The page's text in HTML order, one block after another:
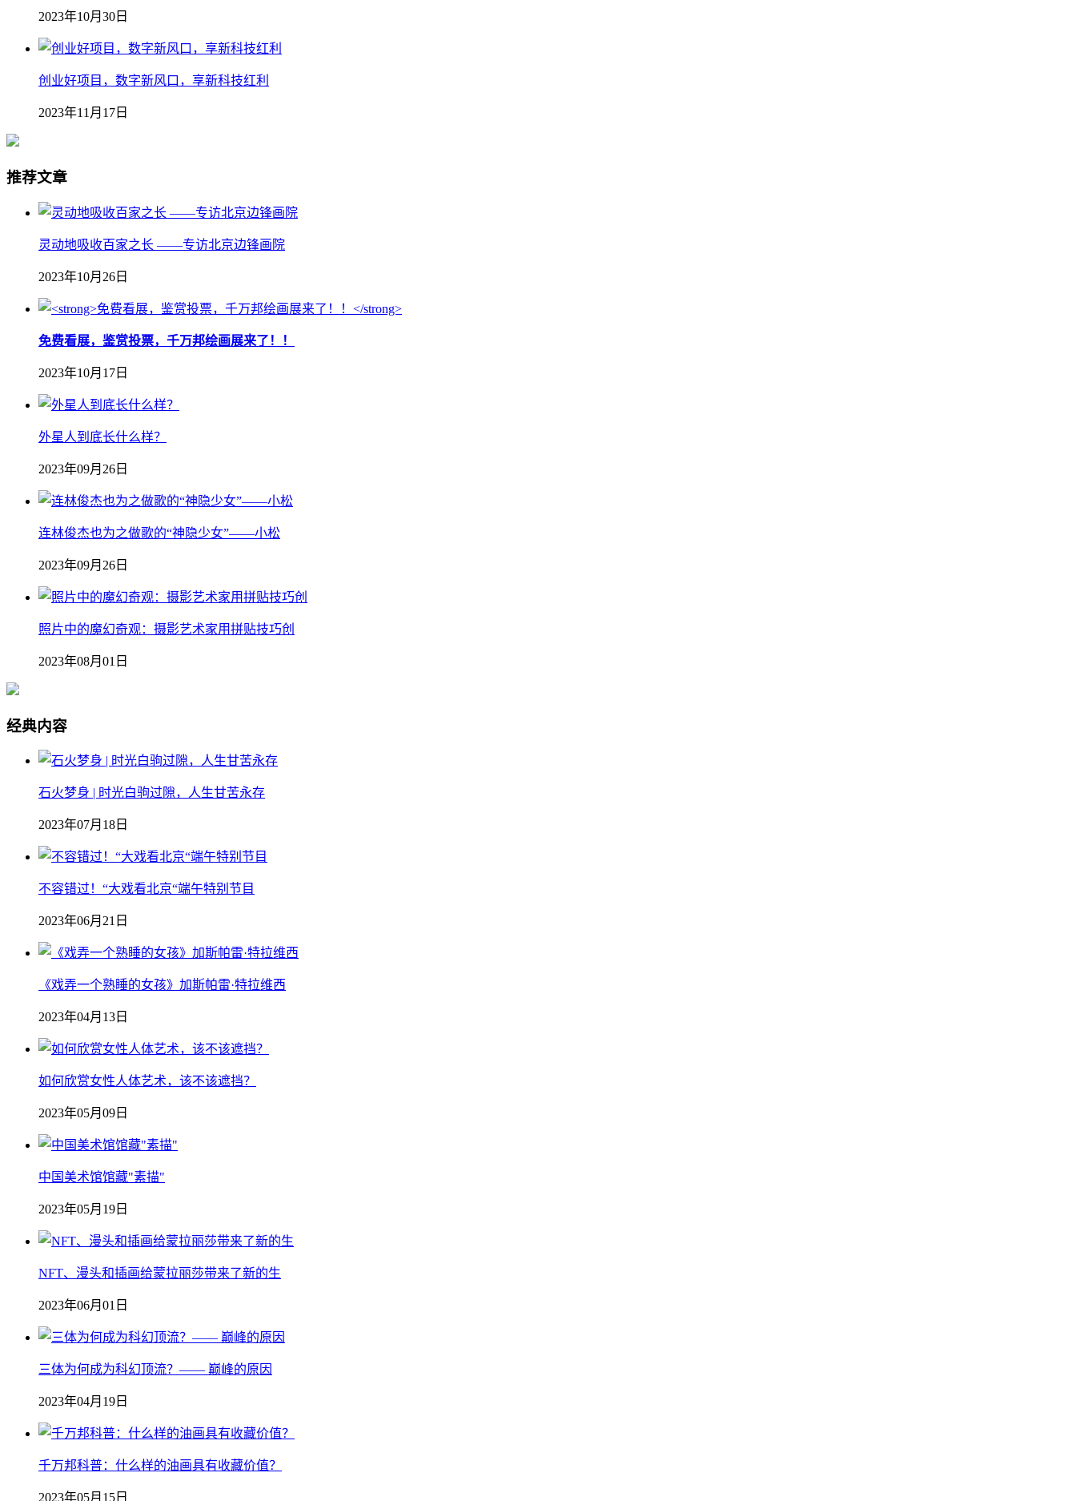
2023年10月30日
创业好项目，数字新风口，享新科技红利
2023年11月17日
推荐文章
灵动地吸收百家之长 ——专访北京边锋画院
2023年10月26日
免费看展，鉴赏投票，千万邦绘画展来了！！
2023年10月17日
外星人到底长什么样？
2023年09月26日
连林俊杰也为之做歌的“神隐少女”——小松
2023年09月26日
照片中的魔幻奇观：摄影艺术家用拼贴技巧创
2023年08月01日
经典内容
石火梦身 | 时光白驹过隙，人生甘苦永存
2023年07月18日
不容错过！“大戏看北京“端午特别节目
2023年06月21日
《戏弄一个熟睡的女孩》加斯帕雷·特拉维西
2023年04月13日
如何欣赏女性人体艺术，该不该遮挡？
2023年05月09日
中国美术馆馆藏"素描"
2023年05月19日
NFT、漫头和插画给蒙拉丽莎带来了新的生
2023年06月01日
三体为何成为科幻顶流？—— 巅峰的原因
2023年04月19日
千万邦科普：什么样的油画具有收藏价值？
2023年05月15日